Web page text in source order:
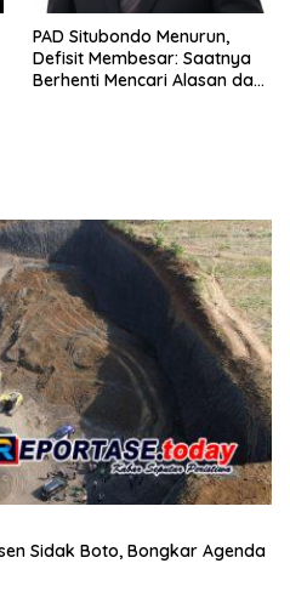
PAD Situbondo Menurun,
Defisit Membesar: Saatnya
Berhenti Mencari Alasan dan
Sidak Boto, Bongkar Agenda